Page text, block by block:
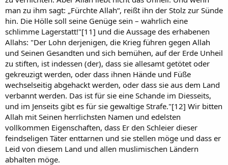
man zu ihm sagt: „Fürchte Allah“, reißt ihn der Stolz zur Sünde
hin. Die Hölle soll seine Genüge sein – wahrlich eine
schlimme Lagerstatt!"[11] und die Aussage des erhabenen
Allahs: "Der Lohn derjenigen, die Krieg führen gegen Allah
und Seinen Gesandten und sich bemühen, auf der Erde Unheil
zu stiften, ist indessen (der), dass sie allesamt getötet oder
gekreuzigt werden, oder dass ihnen Hände und Füße
wechselseitig abgehackt werden, oder dass sie aus dem Land
verbannt werden. Das ist für sie eine Schande im Diesseits,
und im Jenseits gibt es für sie gewaltige Strafe."[12] Wir bitten
Allah mit Seinen herrlichsten Namen und edelsten
vollkommen Eigenschaften, dass Er den Schleier dieser
feindseligen Täter enttarnen und sie stellen möge und dass er
Leid von diesem Land und allen muslimischen Ländern
abhalten möge.